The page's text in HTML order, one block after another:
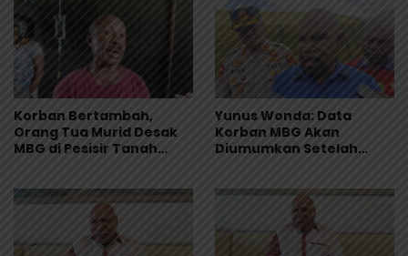
Korban Bertambah,
Orang Tua Murid Desak
MBG di Pesisir Tanah
Yunus Wonda: Data
Korban MBG Akan
Diumumkan Setelah